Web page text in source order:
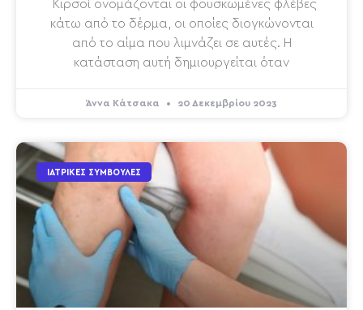
Κιρσοί ονομάζονται οι φουσκωμένες φλέβες
κάτω από το δέρμα, οι οποίες διογκώνονται
από το αίμα που λιμνάζει σε αυτές. Η
κατάσταση αυτή δημιουργείται όταν
Άννα Κάτσακα 20 Δεκεμβρίου 2023
ΙΑΤΡΙΚΈΣ ΣΥΜΒΟΥΛΈΣ